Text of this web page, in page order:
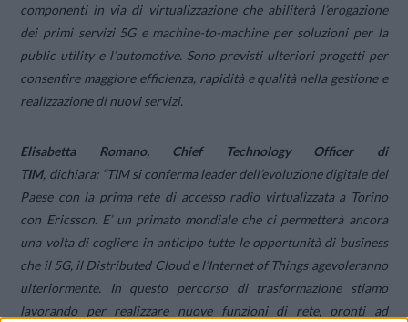
componenti in via di virtualizzazione che abiliterà l’erogazione
dei primi servizi 5G e machine-to-machine per soluzioni per la
public utility e l’automotive. Sono previsti ulteriori progetti per
consentire maggiore efficienza, rapidità e qualità nella gestione e
realizzazione di nuovi servizi.
Elisabetta Romano, Chief Technology Officer di
TIM, dichiara: “TIM si conferma leader dell’evoluzione digitale del
Paese con la prima rete di accesso radio virtualizzata a Torino
con Ericsson. E’ un primato mondiale che ci permetterà ancora
una volta di cogliere in anticipo tutte le opportunità di business
che il 5G, il Distributed Cloud e l’Internet of Things agevoleranno
ulteriormente. In questo percorso di trasformazione stiamo
lavorando per realizzare nuove funzioni di rete, pronti ad